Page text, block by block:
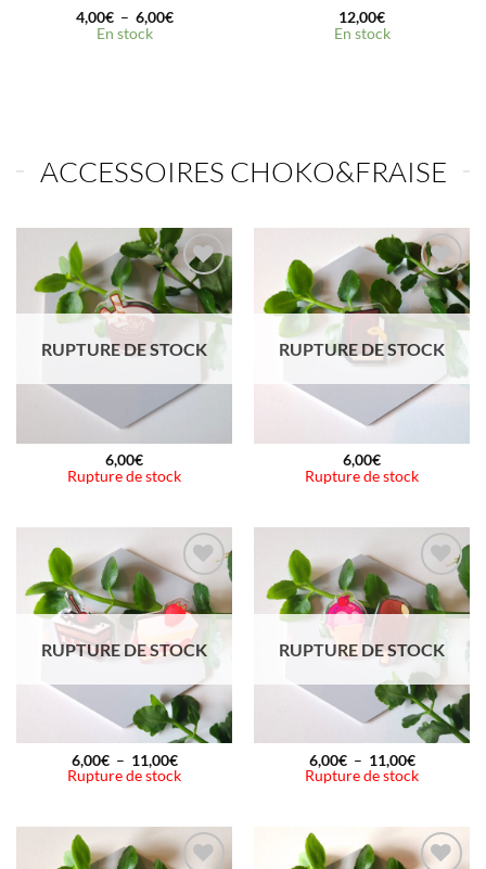
4,00€ – 6,00€Plage
En stock
12,00€
En stock
ACCESSOIRES CHOKO&FRAISE
Ajouter
à la
wishlist
RUPTURE DE STOCK
6,00€
Rupture de stock
Ajouter
à la
wishlist
RUPTURE DE STOCK
6,00€
Rupture de stock
Ajouter
à la
wishlist
RUPTURE DE STOCK
6,00€ – 11,00€Plage
de
11,00€
Rupture de stock
Ajouter
à la
RUPTURE DE STOCK
6,00€ – 11,00€Plage
de
11,00€
Rupture de stock